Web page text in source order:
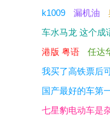
k1009
漏机油
车水马龙 这个成
港版 粤语
任达
我买了高铁票后
国产最好的车第
七星豹电动车是